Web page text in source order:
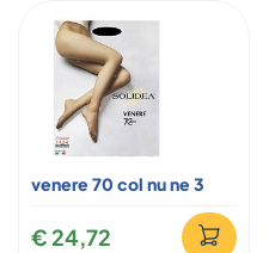
venere 70 col nu ne 3
€ 24,72